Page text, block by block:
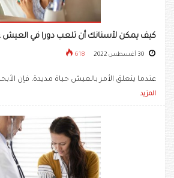
كيف يمكن لأسنانك أن تلعب دورا في العيش
618
عندما يتعلق الأمر بالعيش حياة مديدة، فإن
المزيد